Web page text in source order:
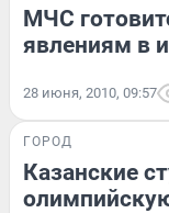
МЧС
явлениям в
28 июня, 2010, 09:57
ГОРОД
Казанские